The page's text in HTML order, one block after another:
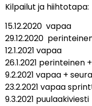
Kilpailut ja hiihtotapa:
15.12.2020 vapaa
29.12.2020
12.1.2021 vapaa
26.1.2021 perinteinen
9.2.2021 vapaa +
23.2.2021 vapaa
9.3.2021 puulaakiviesti